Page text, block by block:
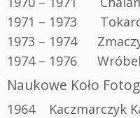
1971 – 1973
1973 – 1974
1974 – 1976
Naukowe Koło
1964 Kaczmarczyk